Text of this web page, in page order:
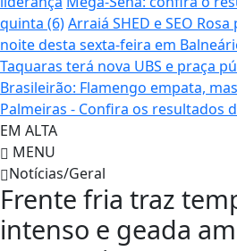
quinta (6)Arraiá SHED e SEO
noite desta sexta-feira em
Taquaras terá nova UBS e praça
Brasileirão: Flamengo empata,
Palmeiras - Confira os resultados
EM ALTA
MENU
Notícias/Geral
Frente fria traz
intenso e geada